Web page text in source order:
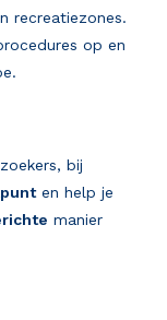
recreatiezones.
op en
bij
en help je
manier